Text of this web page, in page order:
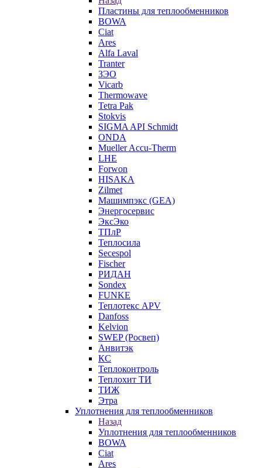
Пластины для теплообменников
BOWA
Ciat
Ares
Alfa Laval
Tranter
ЗЭО
Vicarb
Thermowave
Tetra Pak
Stokvis
SIGMA API Schmidt
ONDA
Mueller Accu-Therm
LHE
Forwon
HISAKA
Zilmet
Машимпэкс (GEA)
Энергосервис
ЭксЭко
ТПлР
Теплосила
Secespol
Fischer
РИДАН
Sondex
FUNKE
Теплотекс APV
Danfoss
Kelvion
SWEP (Росвеп)
Анвитэк
КС
Теплоконтроль
Теплохит ТИ
ТИЖ
Этра
Уплотнения для теплообменников
Назад
Уплотнения для теплообменников
BOWA
Ciat
Ares